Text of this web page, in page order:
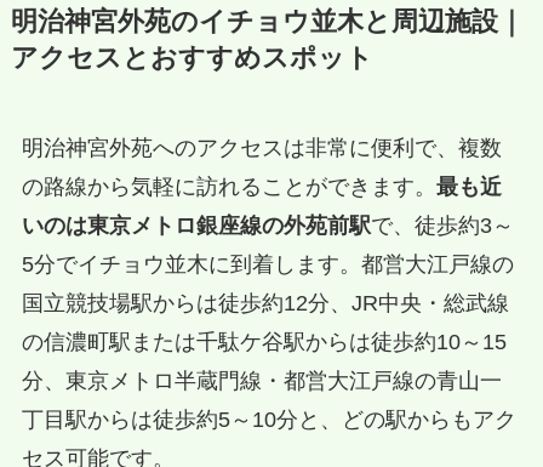
明治神宮外苑のイチョウ並木と周辺施設｜
アクセスとおすすめスポット
明治神宮外苑へのアクセスは非常に便利で、複数
の路線から気軽に訪れることができます。 最も近
いのは東京メトロ銀座線の外苑前駅で、徒歩約3～
5分でイチョウ並木に到着します。都営大江戸線の
国立競技場駅からは徒歩約12分、JR中央・総武線
の信濃町駅または千駄ケ谷駅からは徒歩約10～15
分、東京メトロ半蔵門線・都営大江戸線の青山一
丁目駅からは徒歩約5～10分と、どの駅からもアク
セス可能です。